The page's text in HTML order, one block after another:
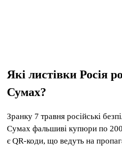
Які листівки Росія
Сумах?
Зранку 7 травня російські
Сумах фальшиві купюри по
є QR-коди, що ведуть на